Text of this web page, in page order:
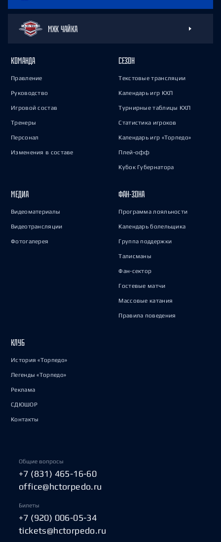
МХК ЧАЙКА
КОМАНДА
Правление
Руководство
Игровой состав
Тренеры
Персонал
Изменения в составе
СЕЗОН
Текстовые трансляции
Календарь игр КХЛ
Турнирные таблицы КХЛ
Статистика игроков
Календарь игр «Торпедо»
Плей-офф
Кубок Губернатора
МЕДИА
Видеоматериалы
Видеотрансляции
Фотогалерея
ФАН-ЗОНА
Программа лояльности
Календарь болельщика
Группа поддержки
Талисманы
Фан-сектор
Гостевые матчи
Массовые катания
Правила поведения
КЛУБ
История «Торпедо»
Легенды «Торпедо»
Реклама
СДЮШОР
Контакты
Общие вопросы
+7 (831) 465-16-60
office@hctorpedo.ru
Билеты
+7 (920) 006-05-34
tickets@hctorpedo.ru